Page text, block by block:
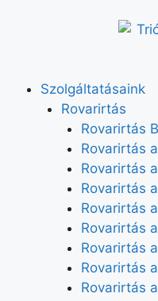
Szolgáltatásaink
Rovarirtás
Rovarirtás
Rovarirtás
Rovarirtás
Rovarirtás
Rovarirtás
Rovarirtás
Rovarirtás
Rovarirtás
Rovarirtás